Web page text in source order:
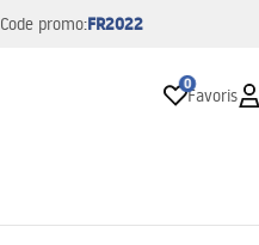
Code promo:FR2022
0
Favoris